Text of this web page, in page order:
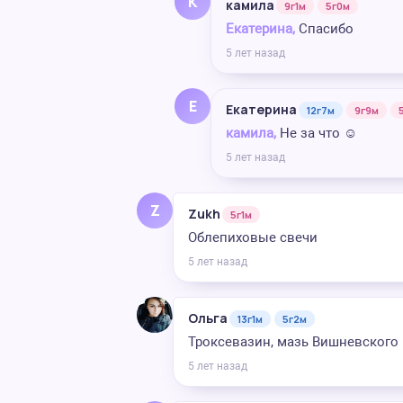
камила 9г1м 5г0м
Екатерина, Спасибо
5 лет назад
Е Екатерина 12г7м 9г9м
камила, Не за что ☺️
5 лет назад
Z Zukh 5г1м
Облепиховые свечи
5 лет назад
Ольга 13г1м 5г2м
Троксевазин, мазь Вишневского
5 лет назад